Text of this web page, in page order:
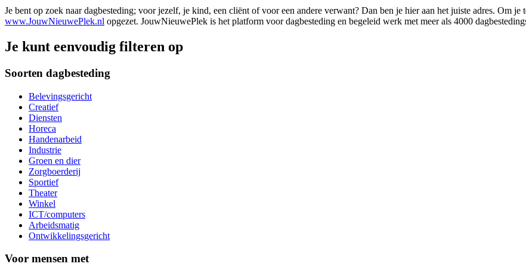
Je bent op zoek naar dagbesteding; voor jezelf, je kind, een cliënt of voor een andere verwant? Dan ben je hier aan het juiste adres. Om
www.JouwNieuwePlek.nl opgezet. JouwNieuwePlek is het platform voor dagbesteding en begeleid werk met meer als 4000
Je kunt eenvoudig filteren op
Soorten dagbesteding
Belevingsgericht
Creatief
Diensten
Horeca
Handenarbeid
Industrie
Groen en dier
Zorgboerderij
Sportief
Theater
Winkel
ICT/computers
Arbeidsmatig
Ontwikkelingsgericht
Voor mensen met